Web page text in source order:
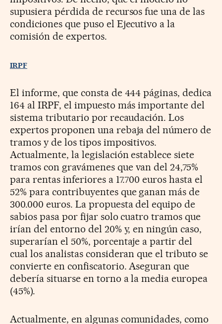
supusiera pérdida de recursos fue una de las
condiciones que puso el Ejecutivo a la
comisión de expertos.
IRPF
El informe, que consta de 444 páginas, dedica
164 al IRPF, el impuesto más importante del
sistema tributario por recaudación. Los
expertos proponen una rebaja del número de
tramos y de los tipos impositivos.
Actualmente, la legislación establece siete
tramos con gravámenes que van del 24,75%
para rentas inferiores a 17.700 euros hasta el
52% para contribuyentes que ganan más de
300.000 euros. La propuesta del equipo de
sabios pasa por fijar solo cuatro tramos que
irían del entorno del 20% y, en ningún caso,
superarían el 50%, porcentaje a partir del
cual los analistas consideran que el tributo se
convierte en confiscatorio. Aseguran que
debería situarse en torno a la media europea
(45%).
Actualmente, en algunas comunidades, como